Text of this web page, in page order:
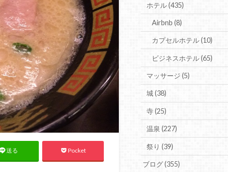
送る Pocket
ホテル(435)
Airbnb(8)
カプセルホテル(10)
ビジネスホテル(65)
マッサージ (5)
城(38)
寺(25)
温泉 (227)
祭り (39)
ブログ(355)